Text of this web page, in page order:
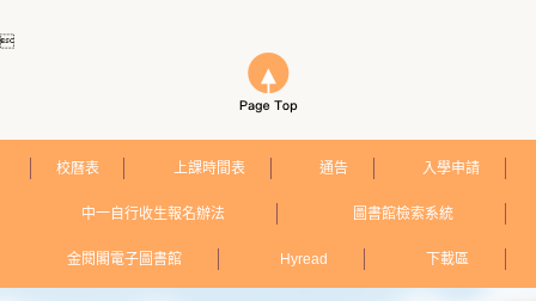

校曆表 上課時間表 通告 入學申請
中一自行收生報名辦法 圖書館檢索系統
金閱閣電子圖書館 Hyread 下載區